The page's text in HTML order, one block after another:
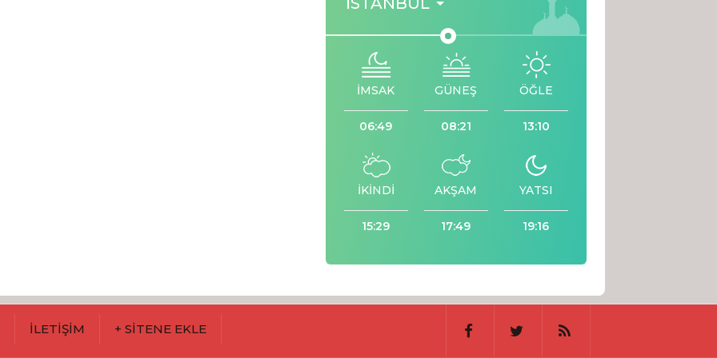
İMSAK
06:49
GÜNEŞ
08:21
ÖĞLE
13:10
İKİNDİ
15:29
AKŞAM
17:49
YATSI
19:16
İLETİŞİM + SİTENE EKLE